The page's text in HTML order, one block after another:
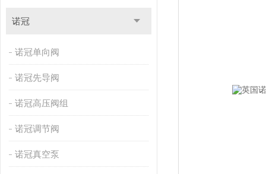
诺冠
诺冠单向阀
诺冠先导阀
诺冠高压阀组
诺冠调节阀
诺冠真空泵